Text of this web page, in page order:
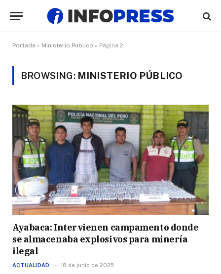
Portada » Ministerio Público » Página 2
BROWSING: MINISTERIO PÚBLICO
Ayabaca: Intervienen campamento donde
se almacenaba explosivos para minería
ilegal
ACTUALIDAD 18 de junio de 2025